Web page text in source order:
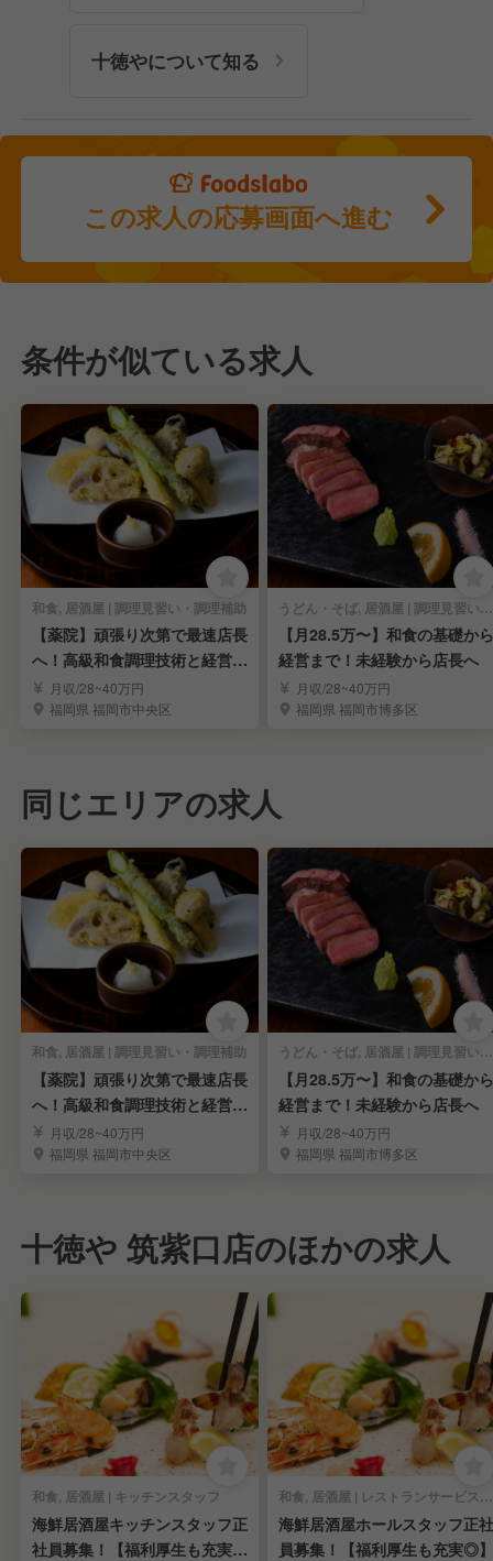
十徳やについて知る
この求人の応募画面へ進む
条件が似ている求人
和食, 居酒屋 | 調理見習い・調理補助
【薬院】頑張り次第で最速店長
へ！高級和食調理技術と経営ス
キルを習得
月収/28~40万円
福岡県 福岡市中央区
うどん・そば, 居酒屋 | 調理見習い・調理補助
【月28.5万〜】和食の基礎から
経営まで！未経験から店長へ
月収/28~40万円
福岡県 福岡市博多区
同じエリアの求人
和食, 居酒屋 | 調理見習い・調理補助
【薬院】頑張り次第で最速店長
へ！高級和食調理技術と経営ス
キルを習得
月収/28~40万円
福岡県 福岡市中央区
うどん・そば, 居酒屋 | 調理見習い・調理補助
【月28.5万〜】和食の基礎から
経営まで！未経験から店長へ
月収/28~40万円
福岡県 福岡市博多区
十徳や 筑紫口店のほかの求人
和食, 居酒屋 | キッチンスタッフ
海鮮居酒屋キッチンスタッフ正
社員募集！【福利厚生も充実
和食, 居酒屋 | レストランサービス・ホールスタッフ
海鮮居酒屋ホールスタッフ正社
員募集！【福利厚生も充実◎】